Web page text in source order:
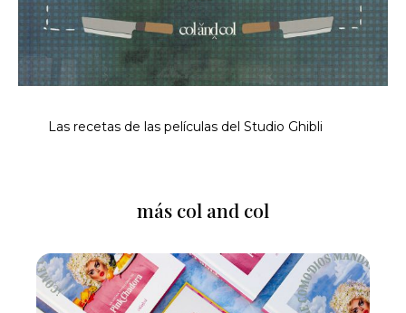
Las recetas de las películas del Studio Ghibli
más col and col